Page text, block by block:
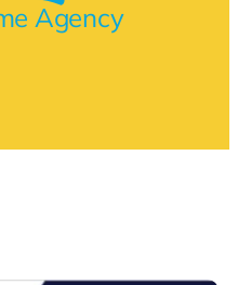
Agency